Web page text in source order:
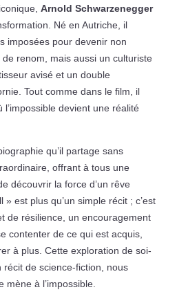
Arnold Schwarzenegger
Né en Autriche, il
imposées pour devenir non
renom, mais aussi un culturiste
avisé et un double
Tout comme dans le film, il
l’impossible devient une réalité
qu’il partage sans
offrant à tous une
découvrir la force d’un rêve
» est plus qu’un simple récit ; c’est
de résilience, un encouragement
contenter de ce qui est acquis,
à plus. Cette exploration de soi-
récit de science-fiction, nous
mène à l’impossible.